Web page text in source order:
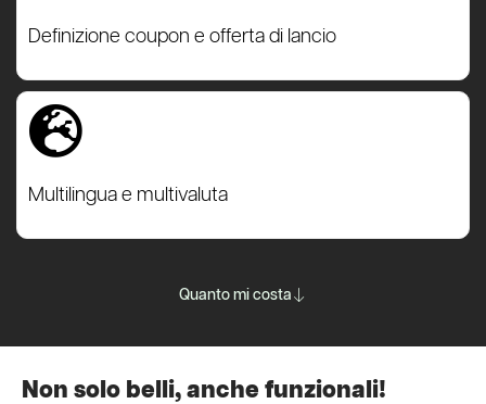
Definizione coupon e offerta di lancio
Multilingua e multivaluta
Quanto mi costa
Non solo belli, anche funzionali!